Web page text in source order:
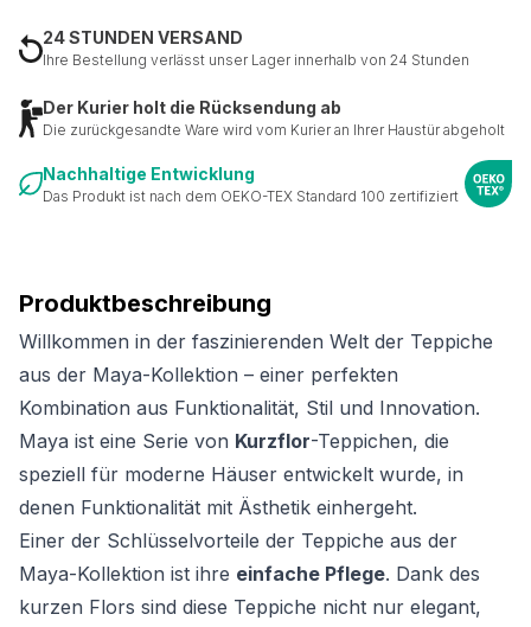
Produktbeschreibung
Willkommen in der faszinierenden Welt der Teppiche
aus der Maya-Kollektion – einer perfekten
Kombination aus Funktionalität, Stil und Innovation.
Maya ist eine Serie von Kurzflor-Teppichen, die
speziell für moderne Häuser entwickelt wurde, in
denen Funktionalität mit Ästhetik einhergeht.
Einer der Schlüsselvorteile der Teppiche aus der
Maya-Kollektion ist ihre einfache Pflege. Dank des
kurzen Flors sind diese Teppiche nicht nur elegant,
24 STUNDEN VERSAND
Ihre Bestellung verlässt unser Lager innerhalb von 24 Stunden
Der Kurier holt die Rücksendung ab
Die zurückgesandte Ware wird vom Kurier an Ihrer Haustür abgeholt
Nachhaltige Entwicklung
Das Produkt ist nach dem OEKO-TEX Standard 100 zertifiziert